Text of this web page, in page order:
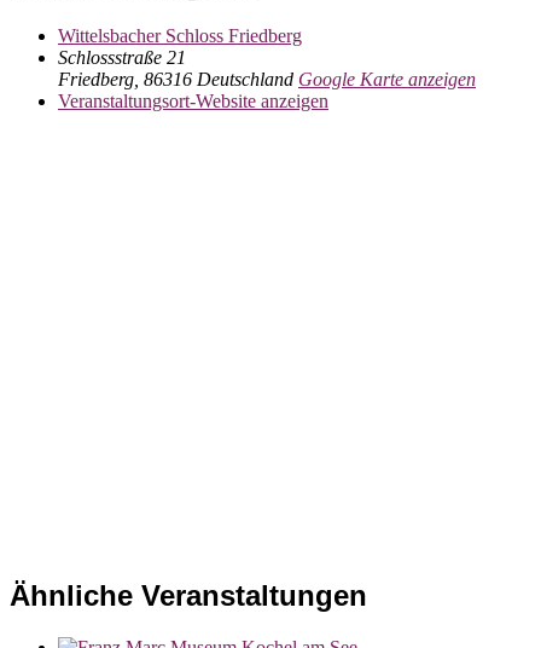
Wittelsbacher Schloss Friedberg
Schlossstraße 21
Friedberg 86316 Deutschland Google Karte anzeigen
Veranstaltungsort-Website anzeigen
Ähnliche Veranstaltungen